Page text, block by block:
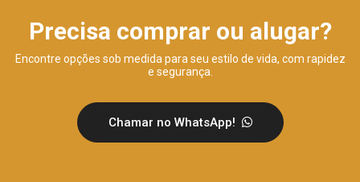
Precisa comprar ou alugar?
Encontre opções sob medida para seu estilo de vida, com rapidez
e segurança.
Chamar no WhatsApp!